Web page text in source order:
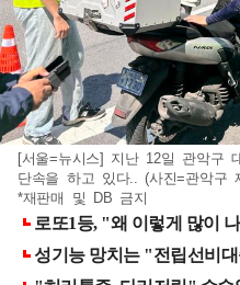
[서울=뉴시스] 지난 12일 관악구
단속을 하고 있다.. (사진=관악구
*재판매 및 DB 금지